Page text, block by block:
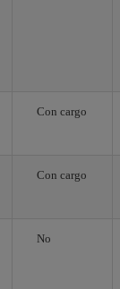
Con cargo
Con cargo
No